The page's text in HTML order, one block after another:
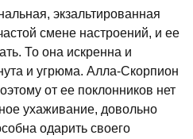
экзальтированная
смене настроений, и ее
То она искренна и
и угрюма. Алла-Скорпион
от ее поклонников нет
ухаживание, довольно
одарить своего